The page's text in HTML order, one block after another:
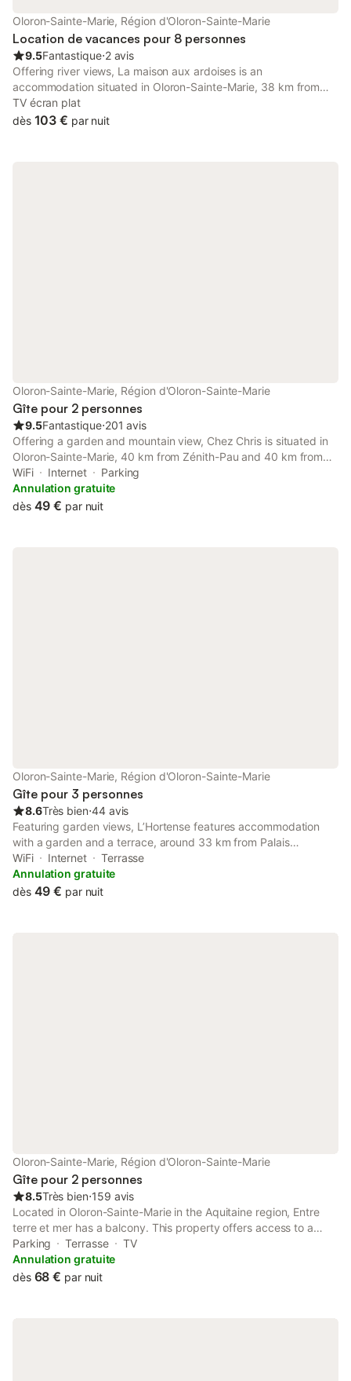
Oloron-Sainte-Marie, Région d'Oloron-Sainte-Marie
Location de vacances pour 8 personnes
9.5Fantastique⋅2 avis
Offering river views, La maison aux ardoises is an
accommodation situated in Oloron-Sainte-Marie, 38 km from
Zénith-Pau and 38 km from Palais des Sports de Pau.
TV écran plat
dès 103 € par nuit
Oloron-Sainte-Marie, Région d'Oloron-Sainte-Marie
Gîte pour 2 personnes
9.5Fantastique⋅201 avis
Offering a garden and mountain view, Chez Chris is situated in
Oloron-Sainte-Marie, 40 km from Zénith-Pau and 40 km from
Palais des Sports de Pau. This property offers access to a
terrace and free private parking.
WiFi Internet
Parking
Annulation gratuite
dès 49 € par nuit
Oloron-Sainte-Marie, Région d'Oloron-Sainte-Marie
Gîte pour 3 personnes
8.6Très bien⋅44 avis
Featuring garden views, L’Hortense features accommodation
with a garden and a terrace, around 33 km from Palais
Beaumont.
WiFi Internet
Terrasse
Annulation gratuite
dès 49 € par nuit
Oloron-Sainte-Marie, Région d'Oloron-Sainte-Marie
Gîte pour 2 personnes
8.5Très bien⋅159 avis
Located in Oloron-Sainte-Marie in the Aquitaine region, Entre
terre et mer has a balcony. This property offers access to a
terrace and free private parking. The property is non-smoking
and is situated 34 km from Palais Beaumont.
Parking Terrasse
TV
Annulation gratuite
dès 68 € par nuit